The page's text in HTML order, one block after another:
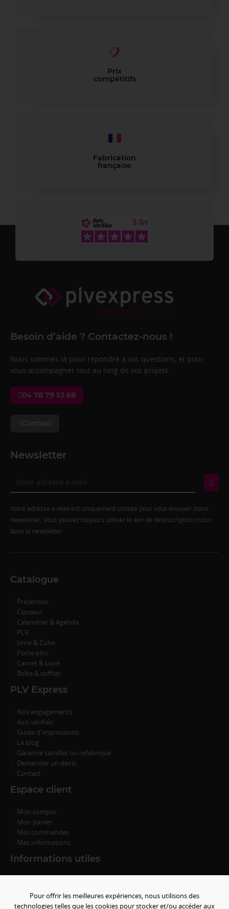
Prix
compétitifs
Fabrication
française
Besoin d’aide ? Contactez-nous !
Nous sommes là pour répondre à vos questions, et pour
vous accompagner tout au long de vos projets.
04 78 79 53 68
Contact
Newsletter
Votre adresse e-mail est uniquement utilisée pour vous envoyer notre
newsletter. Vous pouvez toujours utiliser le lien de désinscription inclus
dans la newsletter.
Catalogue
Présentoir
Classeur
Calendrier & Agenda
PLV
Urne & Cube
Porte-bloc
Carnet & Livre
Boîte & coffret
PLV Express
Nos engagements
Avis vérifiés
Guide d'impressions
Le blog
Garantie satisfait ou refabriqué
Demander un devis
Contact
Espace client
Mon compte
Mon panier
Mes commandes
Mes informations
Informations utiles
Conditions de règlement
Livraison
Pour offrir les meilleures expériences, nous utilisons des
technologies telles que les cookies pour stocker et/ou accéder aux